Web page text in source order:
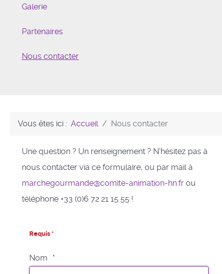
Galerie
Partenaires
Nous contacter
Vous êtes ici : Accueil Nous contacter
Une question ? Un renseignement ? N'hésitez pas à
nous contacter via ce formulaire, ou par mail à
marchegourmande@comite-animation-hn.fr ou
téléphone +33 (0)6 72 21 15 55 !
Requis *
Nom